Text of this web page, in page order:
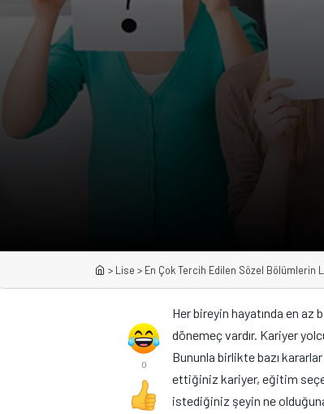
> Lise > En Çok Tercih Edilen Sözel Bölümlerin
0
Her bireyin hayatında en
dönemeç vardır. Kariyer
Bununla birlikte bazı
ettiğiniz kariyer, eğitim
istediğiniz şeyin ne